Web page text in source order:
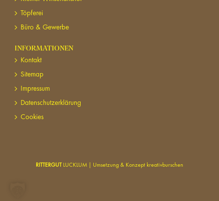
Töpferei
Büro & Gewerbe
INFORMATIONEN
Kontakt
Sitemap
Impressum
Datenschutzerklärung
Cookies
RITTERGUT LUCKLUM | Umsetzung & Konzeptkreativburschen